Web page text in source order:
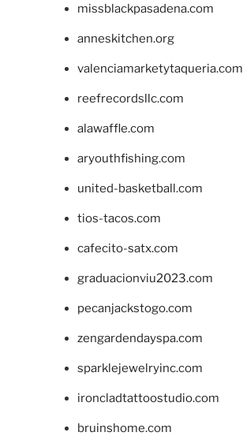
missblackpasadena.com
anneskitchen.org
valenciamarketytaqueria.com
reefrecordsllc.com
alawaffle.com
aryouthfishing.com
united-basketball.com
tios-tacos.com
cafecito-satx.com
graduacionviu2023.com
pecanjackstogo.com
zengardendayspa.com
sparklejewelryinc.com
ironcladtattoostudio.com
bruinshome.com